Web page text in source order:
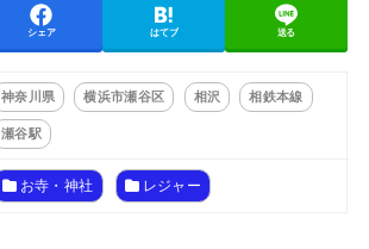
シェア はてブ 送る
神奈川県 横浜市瀬谷区 相沢 相鉄本線
瀬谷駅
お寺・神社 レジャー